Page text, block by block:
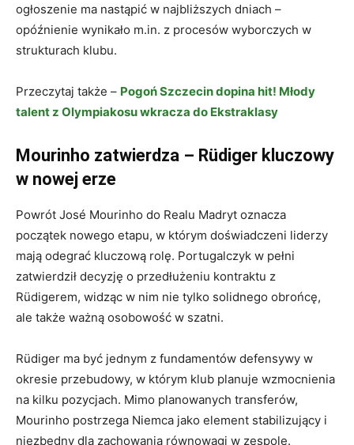
ogłoszenie ma nastąpić w najbliższych dniach –
opóźnienie wynikało m.in. z procesów wyborczych w
strukturach klubu.
Przeczytaj także – Pogoń Szczecin dopina hit! Młody
talent z Olympiakosu wkracza do Ekstraklasy
Mourinho zatwierdza – Rüdiger kluczowy
w nowej erze
Powrót José Mourinho do Realu Madryt oznacza
początek nowego etapu, w którym doświadczeni liderzy
mają odegrać kluczową rolę. Portugalczyk w pełni
zatwierdził decyzję o przedłużeniu kontraktu z
Rüdigerem, widząc w nim nie tylko solidnego obrońcę,
ale także ważną osobowość w szatni.
Rüdiger ma być jednym z fundamentów defensywy w
okresie przebudowy, w którym klub planuje wzmocnienia
na kilku pozycjach. Mimo planowanych transferów,
Mourinho postrzega Niemca jako element stabilizujący i
niezbędny dla zachowania równowagi w zespole.